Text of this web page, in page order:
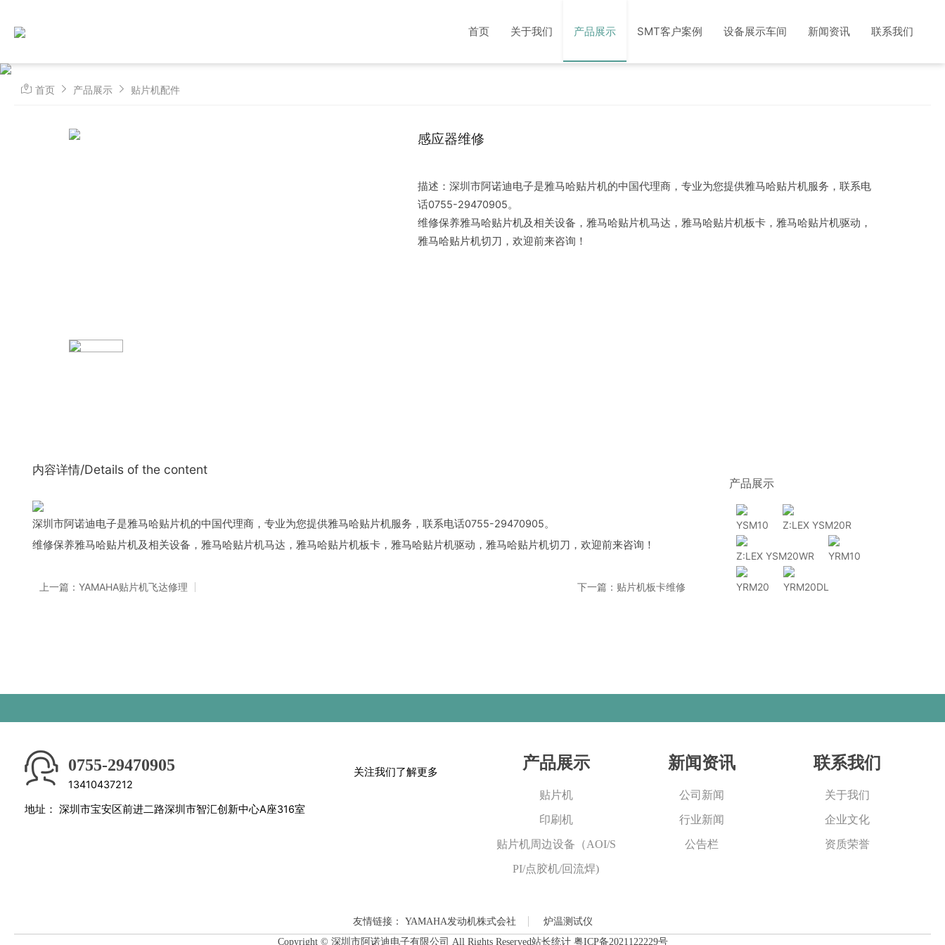
首页 关于我们 产品展示 SMT客户案例 设备展示车间 新闻资讯 联系我们
首页 产品展示 贴片机配件
感应器维修
描述：深圳市阿诺迪电子是雅马哈贴片机的中国代理商，专业为您提供雅马哈贴片机服务，联系电
话0755-29470905。
维修保养雅马哈贴片机及相关设备，雅马哈贴片机马达，雅马哈贴片机板卡，雅马哈贴片机驱动，
雅马哈贴片机切刀，欢迎前来咨询！
内容详情/Details of the content
深圳市阿诺迪电子是雅马哈贴片机的中国代理商，专业为您提供雅马哈贴片机服务，联系电话0755-29470905。
维修保养雅马哈贴片机及相关设备，雅马哈贴片机马达，雅马哈贴片机板卡，雅马哈贴片机驱动，雅马哈贴片机切刀，欢迎前来咨询！
上一篇：YAMAHA贴片机飞达修理 下一篇：贴片机板卡维修
产品展示
YSM10 Z:LEX YSM20R
Z:LEX YSM20WR YRM10
YRM20 YRM20DL
0755-29470905
13410437212
地址： 深圳市宝安区前进二路深圳市智汇创新中心A座316室
关注我们了解更多 产品展示
贴片机
印刷机
贴片机周边设备（AOI/S
PI/点胶机/回流焊)
新闻资讯
公司新闻
行业新闻
公告栏
联系我们
关于我们
企业文化
资质荣誉
友情链接： YAMAHA发动机株式会社
炉温测试仪
Copyright © 深圳市阿诺迪电子有限公司 All Rights Reserved站长统计 粤ICP备2021122229号